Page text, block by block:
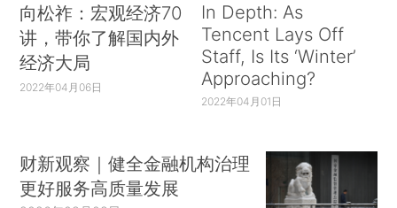
向松祚：宏观经济70
讲，带你了解国内外
经济大局
2022年04月06日
In Depth: As
Tencent Lays Off
Staff, Is Its ‘Winter’
Approaching?
2022年04月01日
财新观察｜健全金融机构治理
更好服务高质量发展